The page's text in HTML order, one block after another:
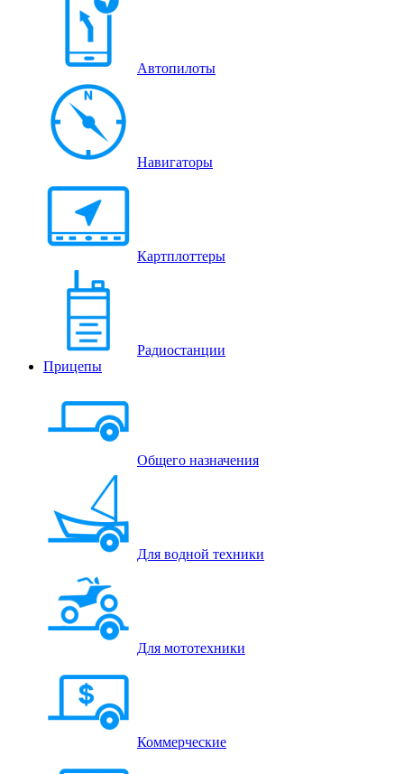
Автопилоты
Навигаторы
Картплоттеры
Радиостанции
Прицепы
Общего назначения
Для водной техники
Для мототехники
Коммерческие